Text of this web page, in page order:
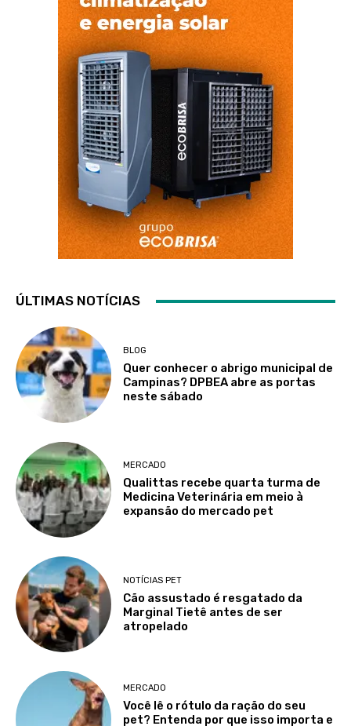
ÚLTIMAS NOTÍCIAS
BLOG
Quer conhecer o abrigo municipal de
Campinas? DPBEA abre as portas
neste sábado
MERCADO
Qualittas recebe quarta turma de
Medicina Veterinária em meio à
expansão do mercado pet
NOTÍCIAS PET
Cão assustado é resgatado da
Marginal Tietê antes de ser
atropelado
MERCADO
Você lê o rótulo da ração do seu
pet? Entenda por que isso importa e